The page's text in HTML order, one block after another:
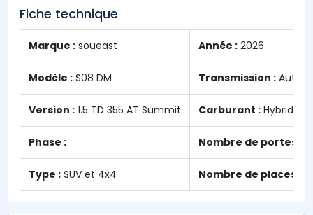
Fiche technique
Marque : soueast Année : 2026
Modèle : S08 DM Transmission :
Version : 1.5 TD 355 AT Summit Carburant : Hybride
Phase : Nombre de portes :
Type : SUV et 4x4 Nombre de places :